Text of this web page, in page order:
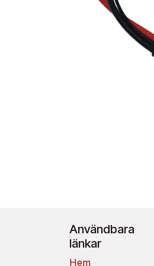
Användbara
länkar
Hem